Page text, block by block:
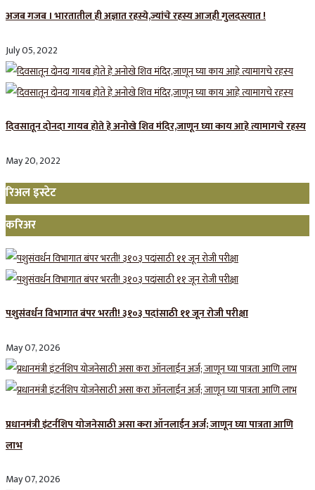
अजब गजब । भारतातील ही अज्ञात रहस्ये,ज्यांचे रहस्य आजही गुलदस्त्यात !
July 05, 2022
दिवसातून दोनदा गायब होते हे अनोखे शिव मंदिर,जाणून घ्या काय आहे त्यामागचे रहस्य
May 20, 2022
रिअल इस्टेट
करिअर
पशुसंवर्धन विभागात बंपर भरती! ३१०३ पदांसाठी ११ जून रोजी परीक्षा
May 07, 2026
प्रधानमंत्री इंटर्नशिप योजनेसाठी असा करा ऑनलाईन अर्ज; जाणून घ्या पात्रता आणि
लाभ
May 07, 2026